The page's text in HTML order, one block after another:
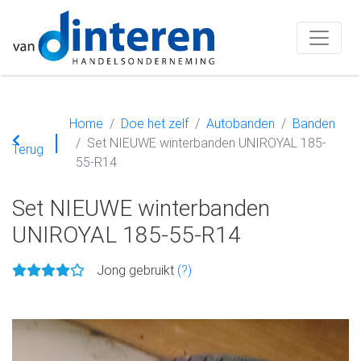
Terug
Home Doe het zelf Autobanden
Banden
Set NIEUWE winterbanden UNIROYAL 185-
55-R14
Set NIEUWE winterbanden
UNIROYAL 185-55-R14
Jong gebruikt (?)